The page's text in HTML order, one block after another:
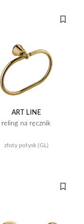
ART LINE
reling na ręcznik
złoty połysk (GL)